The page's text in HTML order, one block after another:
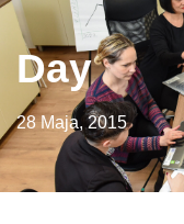
Day
28 Maja, 2015